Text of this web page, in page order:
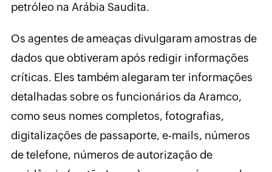
petróleo na Arábia Saudita.
Os agentes de ameaças divulgaram amostras de
dados que obtiveram após redigir informações
críticas. Eles também alegaram ter informações
detalhadas sobre os funcionários da Aramco,
como seus nomes completos, fotografias,
digitalizações de passaporte, e-mails, números
de telefone, números de autorização de